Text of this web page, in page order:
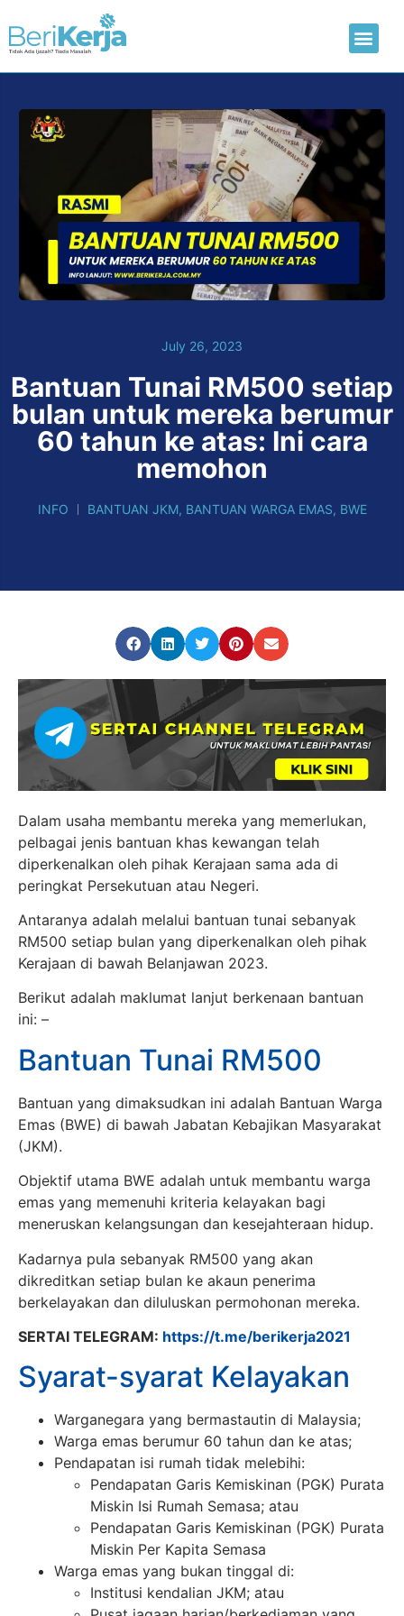
July 26, 2023
Bantuan Tunai RM500 setiap
bulan untuk mereka berumur
60 tahun ke atas: Ini cara
memohon
INFO BANTUAN JKM, BANTUAN WARGA EMAS, BWE
Dalam usaha membantu mereka yang memerlukan,
pelbagai jenis bantuan khas kewangan telah
diperkenalkan oleh pihak Kerajaan sama ada di
peringkat Persekutuan atau Negeri.
Antaranya adalah melalui bantuan tunai sebanyak
RM500 setiap bulan yang diperkenalkan oleh pihak
Kerajaan di bawah Belanjawan 2023.
Berikut adalah maklumat lanjut berkenaan bantuan
ini: –
Bantuan Tunai RM500
Bantuan yang dimaksudkan ini adalah Bantuan Warga
Emas (BWE) di bawah Jabatan Kebajikan Masyarakat
(JKM).
Objektif utama BWE adalah untuk membantu warga
emas yang memenuhi kriteria kelayakan bagi
meneruskan kelangsungan dan kesejahteraan hidup.
Kadarnya pula sebanyak RM500 yang akan
dikreditkan setiap bulan ke akaun penerima
berkelayakan dan diluluskan permohonan mereka.
SERTAI TELEGRAM: https://t.me/berikerja2021
Syarat-syarat Kelayakan
Warganegara yang bermastautin di Malaysia;
Warga emas berumur 60 tahun dan ke atas;
Pendapatan isi rumah tidak melebihi:
Pendapatan Garis Kemiskinan (PGK) Purata
Miskin Isi Rumah Semasa; atau
Pendapatan Garis Kemiskinan (PGK) Purata
Miskin Per Kapita Semasa
Warga emas yang bukan tinggal di:
Institusi kendalian JKM; atau